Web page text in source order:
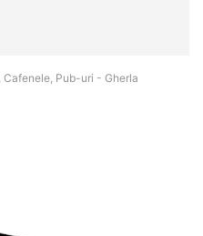
Cafenele, Pub-uri - Gherla